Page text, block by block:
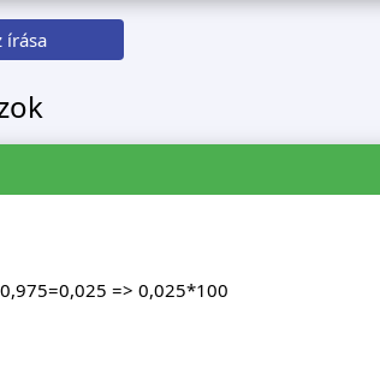
írása
=> 0,025*100